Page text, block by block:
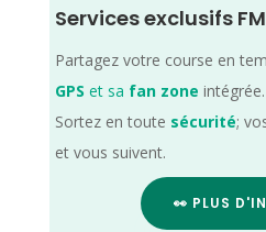
Services exclusifs
Partagez votre course en
GPS et sa fan zone intégrée.
Sortez en toute sécurité;
et vous suivent.
👀 PLUS